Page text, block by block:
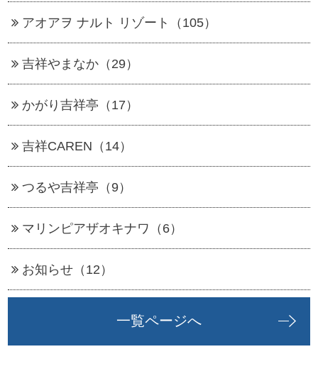
アオアヲ ナルト リゾート（105）
吉祥やまなか（29）
かがり吉祥亭（17）
吉祥CAREN（14）
つるや吉祥亭（9）
マリンピアザオキナワ（6）
お知らせ（12）
一覧ページへ